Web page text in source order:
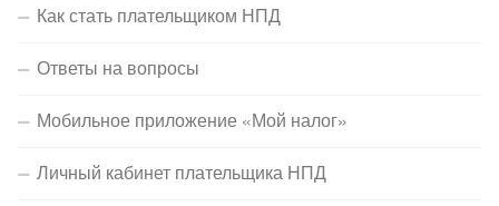
Как стать плательщиком НПД
Ответы на вопросы
Мобильное приложение «Мой налог»
Личный кабинет плательщика НПД